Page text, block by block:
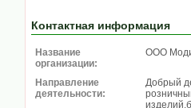
Контактная информация
Название
организации:
ООО
Направление
деятельности:
Добрый